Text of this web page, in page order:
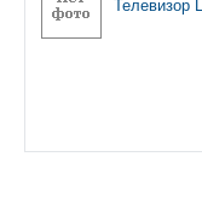
Телевизор